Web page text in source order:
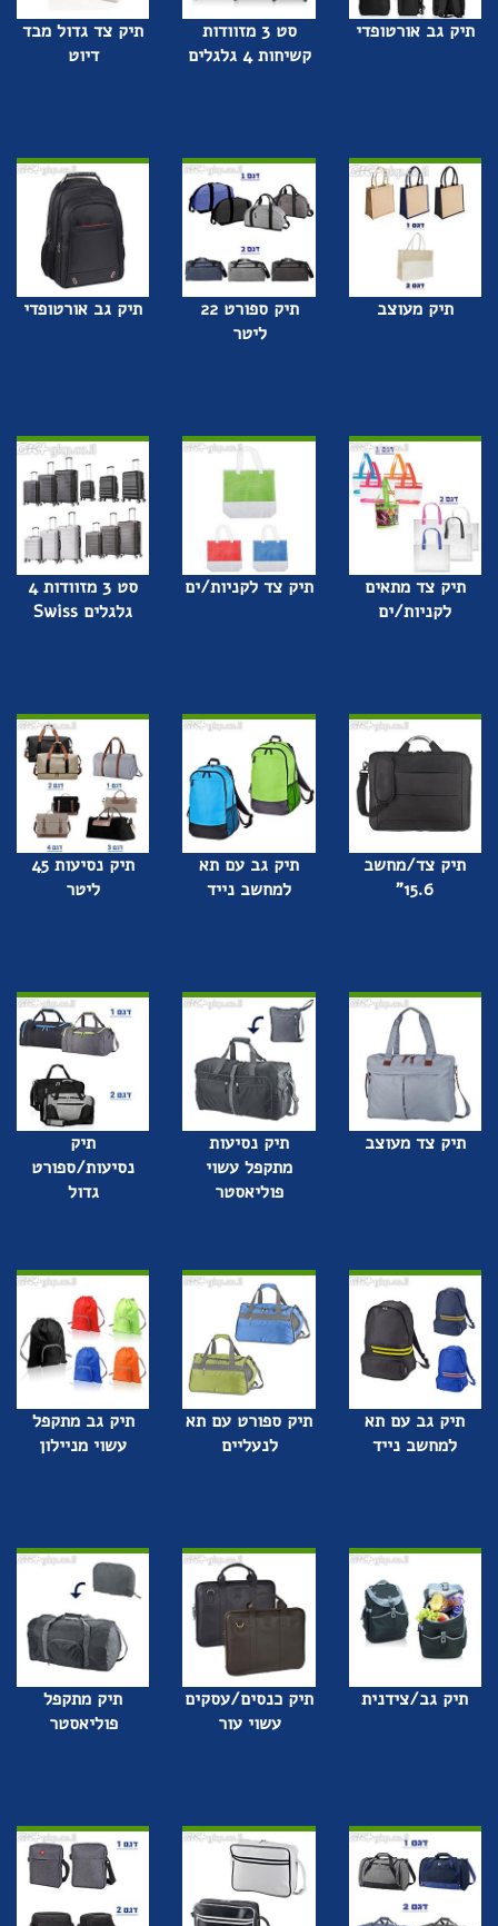
תיק גב אורטופדי
סט 3 מזוודות
קשיחות 4 גלגלים
תיק צד גדול מבד
דיוט
תיק מעוצב
תיק ספורט 22
ליטר
תיק גב אורטופדי
תיק צד מתאים
לקניות/ים
תיק צד לקניות/ים
סט 3 מזוודות 4
גלגלים Swiss
תיק צד/מחשב
15.6"
תיק גב עם תא
למחשב נייד
תיק נסיעות 45
ליטר
תיק צד מעוצב
תיק נסיעות
מתקפל עשוי
פוליאסטר
תיק
נסיעות/ספורט
גדול
תיק גב עם תא
למחשב נייד
תיק ספורט עם תא
לנעליים
תיק גב מתקפל
עשוי מניילון
תיק גב/צידנית
תיק כנסים/עסקים
עשוי עור
תיק מתקפל
פוליאסטר